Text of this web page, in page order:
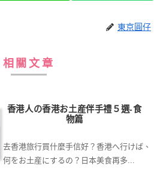
東京圓仔
相關文章
香港人の香港お土産伴手禮５選-食
物篇
去香港旅行買什麼手信好？香港へ行けば、
何をお土産にするの？日本美食再多...